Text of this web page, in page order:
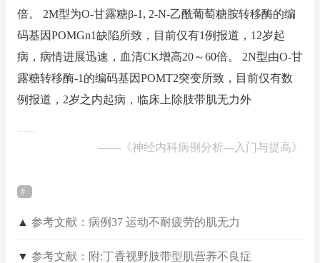
倍。 2M型为O-甘露糖β-1, 2-N-乙酰葡萄糖胺转移酶的编
码基因POMGn1缺陷所致，目前仅有1例报道，12岁起
病，病情进展迅速，血清CK增高20～60倍。 2N型由O-甘
露糖转移酶-1的编码基因POMT2突变所致，目前仅有数
例报道，2岁之内起病，临床上除肢带肌无力外
……
—— 《神经内科病例分析---入门与提高》
▲ 参考文献：病例37 运动不耐疲劳的肌无力
▼ 参考文献：附:丁香视野肢带型肌营养不良症